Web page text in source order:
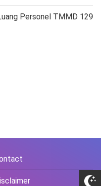
Personel TMMD 129